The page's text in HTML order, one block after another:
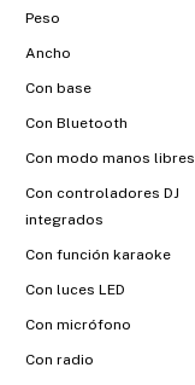
Peso
Ancho
Con base
Con Bluetooth
Con modo manos libres
Con controladores DJ
integrados
Con función karaoke
Con luces LED
Con micrófono
Con radio